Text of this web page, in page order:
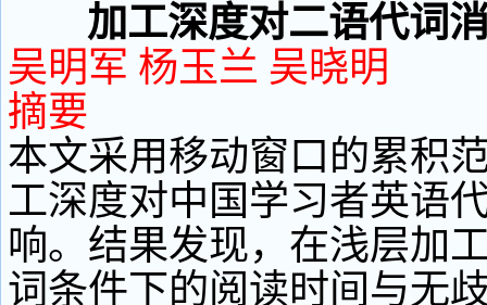
加工深度对二语代词
吴明军 杨玉兰 吴晓明
摘要
本文采用移动窗口的累积
工深度对中国学习者英语
响。结果发现，在浅层加
词条件下的阅读时间与无